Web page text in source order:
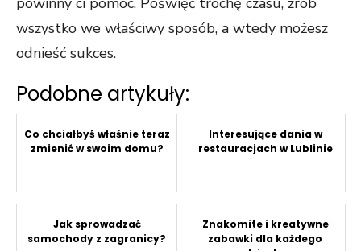
wszystko we właściwy sposób, a wtedy możesz
odnieść sukces.
Podobne artykuły:
Co chciałbyś właśnie teraz
zmienić w swoim domu?
Interesujące dania w
restauracjach w Lublinie
Jak sprowadzać
samochody z zagranicy?
Znakomite i kreatywne
zabawki dla każdego